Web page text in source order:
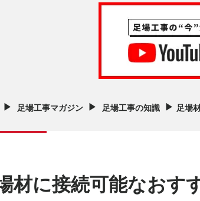
▶︎ 足場工事マガジン ▶︎ 足場工事の知識 ▶︎ 足場
材に接続可能なおす